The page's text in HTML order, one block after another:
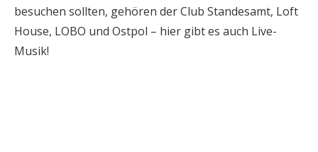
besuchen sollten, gehören der Club Standesamt, Loft
House, LOBO und Ostpol – hier gibt es auch Live-
Musik!